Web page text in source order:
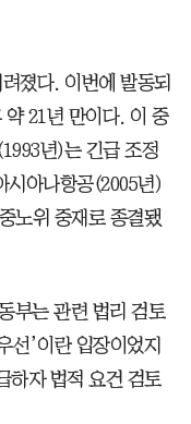
졌다. 이번에 발동되
약 21년 만이다. 이 중
년)는 긴급 조정
시아나항공(2005년)
노위 중재로 종결됐
부는 관련 법리 검토
선’이란 입장이었지
하자 법적 요건 검토